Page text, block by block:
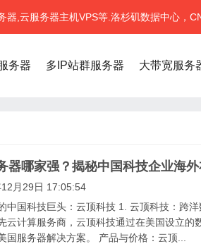
,云服务器主机VPS等.洛杉矶数据中心，
务器 多IP站群服务器 大带宽服务
器哪家强？揭秘中国科技企业海
月29日 17:05:54
中国科技巨头：云顶科技 1. 云顶科技：跨
云计算服务商，云顶科技通过在美国设立的
国服务器解决方案。 产品与价格：云顶...